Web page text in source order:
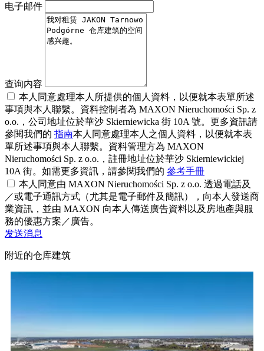
电子邮件
查询内容
本人同意處理本人所提供的個人資料，以便就本表單所述
事項與本人聯繫。資料控制者為 MAXON Nieruchomości Sp. z
o.o.，公司地址位於華沙 Skierniewicka 街 10A 號。更多資訊請
參閱我們的 指南本人同意處理本人之個人資料，以便就本表
單所述事項與本人聯繫。資料管理方為 MAXON
Nieruchomości Sp. z o.o.，註冊地址位於華沙 Skierniewickiej
10A 街。如需更多資訊，請參閱我們的 參考手冊
本人同意由 MAXON Nieruchomości Sp. z o.o. 透過電話及
／或電子通訊方式（尤其是電子郵件及簡訊），向本人發送商
業資訊，並由 MAXON 向本人傳送廣告資料以及房地產與服
務的優惠方案／廣告。
发送消息
附近的仓库建筑